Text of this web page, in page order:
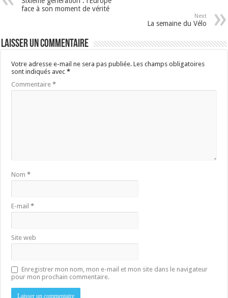
face à son moment de vérité
Next
La semaine du Vélo
Laisser un commentaire
Votre adresse e-mail ne sera pas publiée. Les champs obligatoires
sont indiqués avec*
Commentaire*
Nom*
E-mail*
Site web
Enregistrer mon nom, mon e-mail et mon site dans le navigateur
pour mon prochain commentaire.